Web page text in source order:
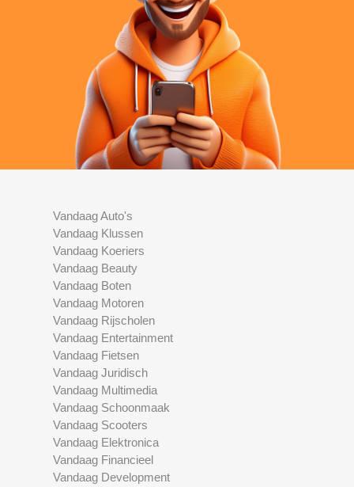
Vandaag Auto's
Vandaag Klussen
Vandaag Koeriers
Vandaag Beauty
Vandaag Boten
Vandaag Motoren
Vandaag Rijscholen
Vandaag Entertainment
Vandaag Fietsen
Vandaag Juridisch
Vandaag Multimedia
Vandaag Schoonmaak
Vandaag Scooters
Vandaag Elektronica
Vandaag Financieel
Vandaag Development